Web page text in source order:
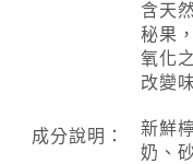
含天
秘果
氧化
改變
成分說明：
新鮮
奶、